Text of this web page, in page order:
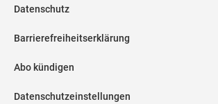
Datenschutz
Barrierefreiheitserklärung
Abo kündigen
Datenschutzeinstellungen